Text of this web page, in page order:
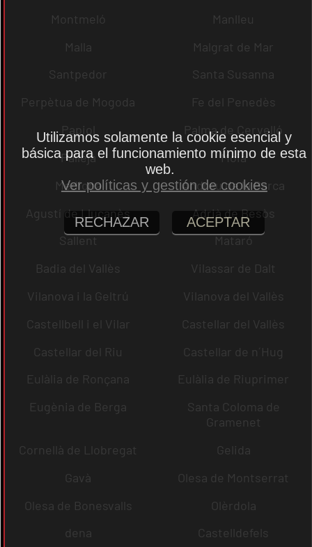
Montmeló
Manlleu
Malla
Malgrat de Mar
Santpedor
Santa Susanna
Perpètua de Mogoda
Fe del Penedès
Papiol
Palma de Cervelló
Pallejà
Moià
Mediona
Andreu de la Barca
Agustí de Lluçanès
Adrià de Besòs
Sallent
Mataró
Badia del Vallès
Vilassar de Dalt
Vilanova i la Geltrú
Vilanova del Vallès
Castellbell i el Vilar
Castellar del Vallès
Castellar del Riu
Castellar de n´Hug
Eulàlia de Ronçana
Eulàlia de Riuprimer
Eugènia de Berga
Santa Coloma de
Gramenet
Cornellà de Llobregat
Gelida
Gavà
Olesa de Montserrat
Olesa de Bonesvalls
Olèrdola
dena
Castelldefels
Utilizamos solamente la cookie esencial y
básica para el funcionamiento mínimo de esta
web.
Ver políticas y gestión de cookies
RECHAZAR ACEPTAR